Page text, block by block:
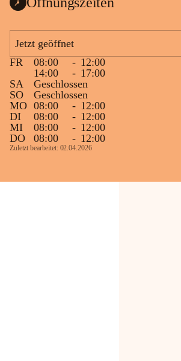
Jetzt geöffnet
FR
08:00 - 12:00
14:00
- 17:00
SA
Geschlossen
SO
Geschlossen
MO 08:00 - 12:00
DI
08:00 - 12:00
MI
08:00 - 12:00
DO
08:00 - 12:00
Zuletzt bearbeitet: 02.04.2026